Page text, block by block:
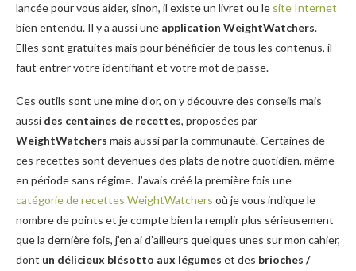
lancée pour vous aider, sinon, il existe un livret ou le site Internet
bien entendu. Il y a aussi une application WeightWatchers.
Elles sont gratuites mais pour bénéficier de tous les contenus, il
faut entrer votre identifiant et votre mot de passe.
Ces outils sont une mine d’or, on y découvre des conseils mais
aussi des centaines de recettes, proposées par
WeightWatchers mais aussi par la communauté. Certaines de
ces recettes sont devenues des plats de notre quotidien, même
en période sans régime. J’avais créé la première fois une
catégorie de recettes WeightWatchers où je vous indique le
nombre de points et je compte bien la remplir plus sérieusement
que la dernière fois, j’en ai d’ailleurs quelques unes sur mon cahier,
dont un délicieux blésotto aux légumes et des brioches /